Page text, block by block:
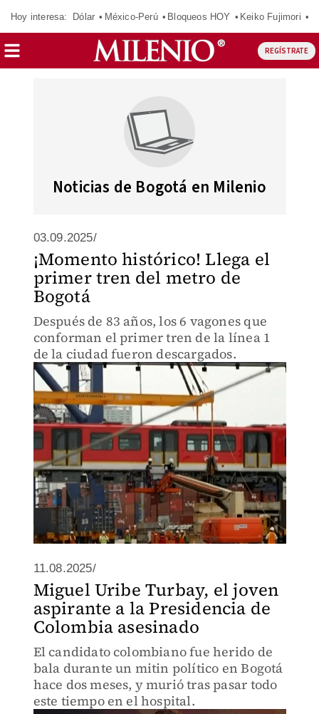
Hoy interesa: Dólar México-Perú Bloqueos HOY Keiko Fujimori
REGÍSTRATE
Noticias de Bogotá en Milenio
03.09.2025/
¡Momento histórico! Llega el
primer tren del metro de
Bogotá
Después de 83 años, los 6 vagones que
conforman el primer tren de la línea 1
de la ciudad fueron descargados.
11.08.2025/
Miguel Uribe Turbay, el joven
aspirante a la Presidencia de
Colombia asesinado
El candidato colombiano fue herido de
bala durante un mitin político en Bogotá
hace dos meses, y murió tras pasar todo
este tiempo en el hospital.